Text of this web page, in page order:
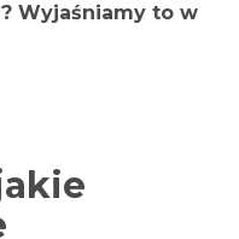
Wyjaśniamy to w